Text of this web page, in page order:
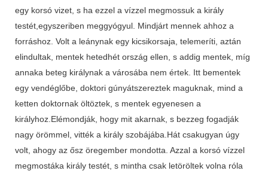
egy korsó vizet, s ha ezzel a vízzel megmossuk a király
testét,egyszeriben meggyógyul. Mindjárt mennek ahhoz a
forráshoz. Volt a leánynak egy kicsikorsaja, telemeríti, aztán
elindultak, mentek hetedhét ország ellen, s addig mentek, míg
annaka beteg királynak a városába nem értek. Itt bementek
egy vendéglőbe, doktori gúnyátszereztek maguknak, mind a
ketten doktornak öltöztek, s mentek egyenesen a
királyhoz.Elémondják, hogy mit akarnak, s bezzeg fogadják
nagy örömmel, vitték a király szobájába.Hát csakugyan úgy
volt, ahogy az ősz öregember mondotta. Azzal a korsó vízzel
megmostáka király testét, s mintha csak letöröltek volna róla